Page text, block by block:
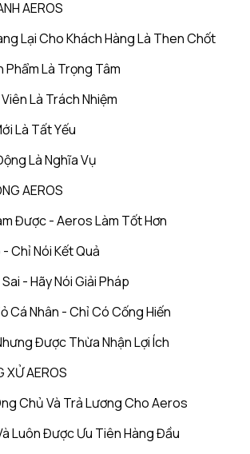
AEROS
Lại Cho Khách Hàng Là Then Chốt
Phẩm Là Trọng Tâm
Là Trách Nhiệm
Là Tất Yếu
Là Nghĩa Vụ
AEROS
Được - Aeros Làm Tốt Hơn
Chỉ Nói Kết Quả
- Hãy Nói Giải Pháp
Cá Nhân - Chỉ Có Cống Hiến
Được Thừa Nhận Lợi Ích
XỬ AEROS
Chủ Và Trả Lương Cho Aeros
Luôn Được Ưu Tiên Hàng Đầu